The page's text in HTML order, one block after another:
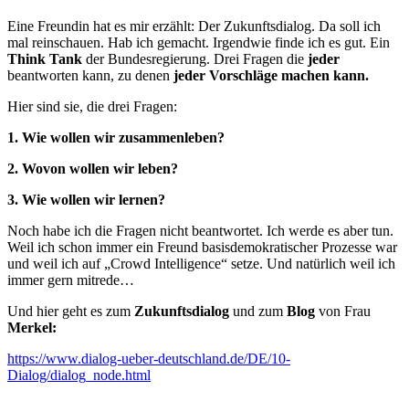
Eine Freundin hat es mir erzählt: Der Zukunftsdialog. Da soll ich
mal reinschauen. Hab ich gemacht. Irgendwie finde ich es gut. Ein
Think Tank der Bundesregierung. Drei Fragen die jeder
beantworten kann, zu denen jeder Vorschläge machen kann.
Hier sind sie, die drei Fragen:
1. Wie wollen wir zusammenleben?
2. Wovon wollen wir leben?
3. Wie wollen wir lernen?
Noch habe ich die Fragen nicht beantwortet. Ich werde es aber tun.
Weil ich schon immer ein Freund basisdemokratischer Prozesse war
und weil ich auf „Crowd Intelligence“ setze. Und natürlich weil ich
immer gern mitrede…
Und hier geht es zum Zukunftsdialog und zum Blog von Frau
Merkel:
https://www.dialog-ueber-deutschland.de/DE/10-
Dialog/dialog_node.html